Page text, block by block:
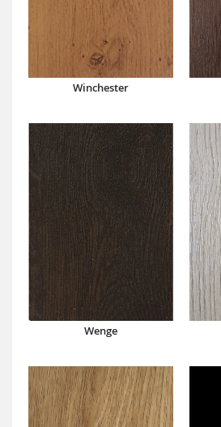
Winchester
Wenge